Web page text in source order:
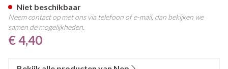
€ 4,40
Niet beschikbaar
Neem contact op met ons via telefoon of e-mail, dan bekijken we
samen de mogelijkheden.